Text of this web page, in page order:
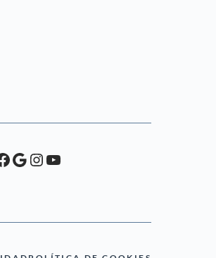
Google
Instagram
YouTube